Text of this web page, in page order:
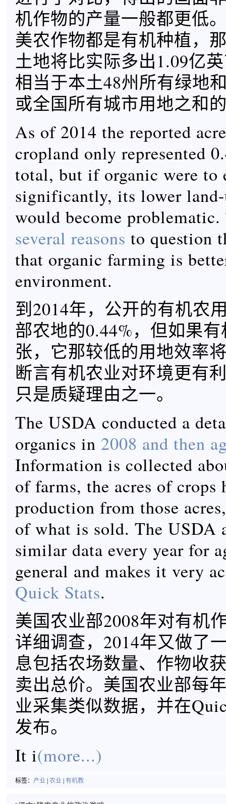
机作物的产量一般都更低
美农作物都是有机种植，
土地将比实际多出1.09亿
相当于本土48州所有绿地
或全国所有城市用地之和
As of 2014 the reported
cropland only represented
total, but if organic were to
significantly, its lower
would become
several reasons to question
that organic farming is
environment.
到2014年，公开的有机农
部农地的0.44%，但如果
张，它那较低的用地效率
断言有机农业对环境更有
只是质疑理由之一。
The USDA conducted a
organics in 2008 and then
Information is collected
of farms, the acres of crops
production from those
of what is sold. The USDA
similar data every year for
general and makes it very
Quick Stats.
美国农业部2008年对有机
详细调查，2014年又做了
息包括农场数量、作物收
卖出总价。美国农业部每
业采集类似数据，并在
发布。
It i(more...)
标签： 产业 | 农业 | 有机教